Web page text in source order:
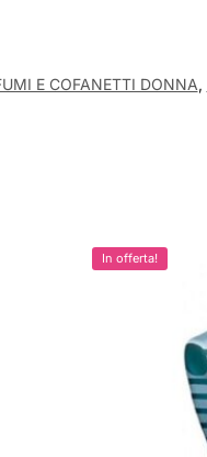
E COFANETTI DONNA,
In offerta!